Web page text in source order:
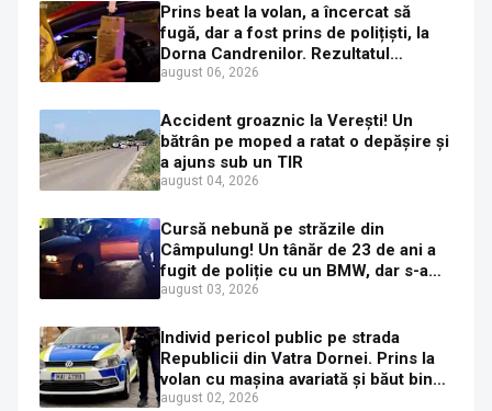
Prins beat la volan, a încercat să
fugă, dar a fost prins de polițiști, la
Dorna Candrenilor. Rezultatul
etilotestului: 1,59 mg/l alcool pur în
august 06, 2026
Accident groaznic la Verești! Un
bătrân pe moped a ratat o depășire și
a ajuns sub un TIR
august 04, 2026
Cursă nebună pe străzile din
Câmpulung! Un tânăr de 23 de ani a
fugit de poliție cu un BMW, dar s-a
oprit într-un gard de pe strada
august 03, 2026
Individ pericol public pe strada
Republicii din Vatra Dornei. Prins la
volan cu mașina avariată și băut bine,
în plină zi
august 02, 2026